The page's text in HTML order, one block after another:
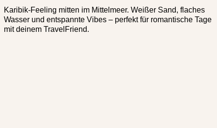
Karibik-Feeling mitten im Mittelmeer. Weißer Sand, flaches
Wasser und entspannte Vibes – perfekt für romantische Tage
mit deinem TravelFriend.